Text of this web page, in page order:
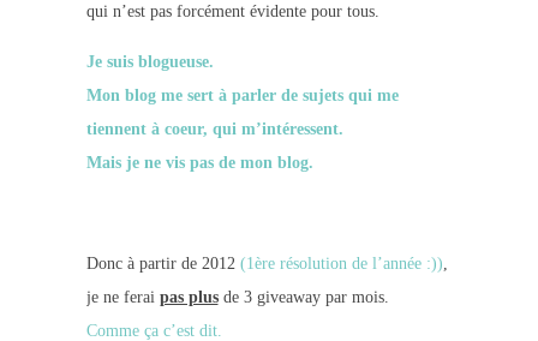
qui n’est pas forcément évidente pour tous.
Je suis blogueuse.
Mon blog me sert à parler de sujets qui me
tiennent à coeur, qui m’intéressent.
Mais je ne vis pas de mon blog.
Donc à partir de 2012 (1ère résolution de l’année :))
je ne ferai pas plusde 3 giveaway par mois.
Comme ça c’est dit.